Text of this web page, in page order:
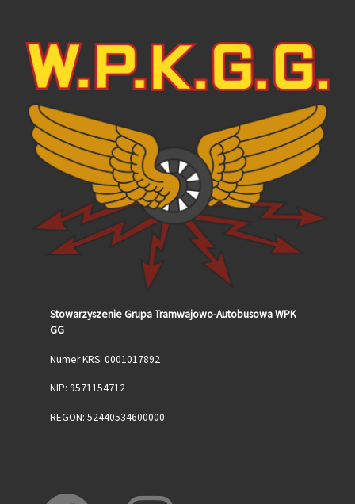
Stowarzyszenie Grupa Tramwajowo-Autobusowa WPK
GG
Numer KRS: 0001017892
NIP: 9571154712
REGON: 52440534600000